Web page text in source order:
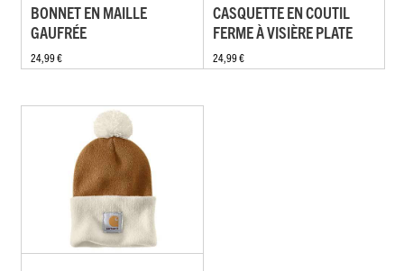
BONNET EN MAILLE
GAUFRÉE
24,99 €
CASQUETTE EN COUTIL
FERME À VISIÈRE PLATE
24,99 €